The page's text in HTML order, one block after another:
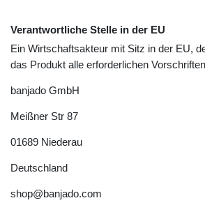
Verantwortliche Stelle in der EU
Ein Wirtschaftsakteur mit Sitz in der EU,
das Produkt alle erforderlichen
banjado GmbH
Meißner Str 87
01689 Niederau
Deutschland
shop@banjado.com